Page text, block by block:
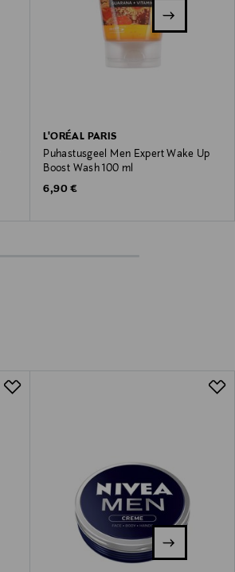
L'ORÉAL PARIS
Puhastusgeel Men Expert Wake Up
Boost Wash 100 ml
Original Price
6,90 €